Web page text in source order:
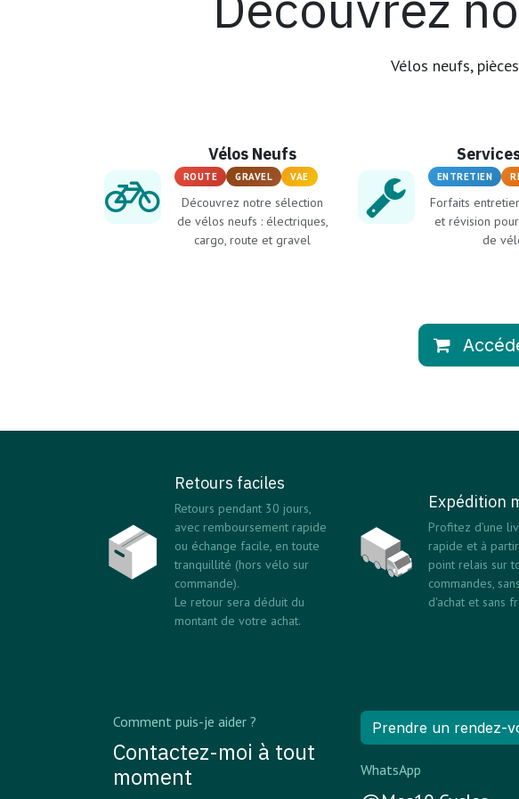
Vélos neufs,
Vélos Neufs
ROUTE GRAVEL VAE
Découvrez notre sélection
de vélos neufs : électriques,
cargo, route et gravel
ENTRETIEN
Forfaits
et révision
de
Retours faciles
Retours pendant 30 jours,
avec remboursement rapide
ou échange facile, en toute
tranquillité (hors vélo sur
commande).
Le retour sera déduit du
montant de votre achat.
Expédition
Profitez d’une
rapide et à
point relais sur
commandes,
d'achat et sans
Prendre un rendez-
WhatsApp
Comment puis-je aider ?
Contactez-moi à tout
moment